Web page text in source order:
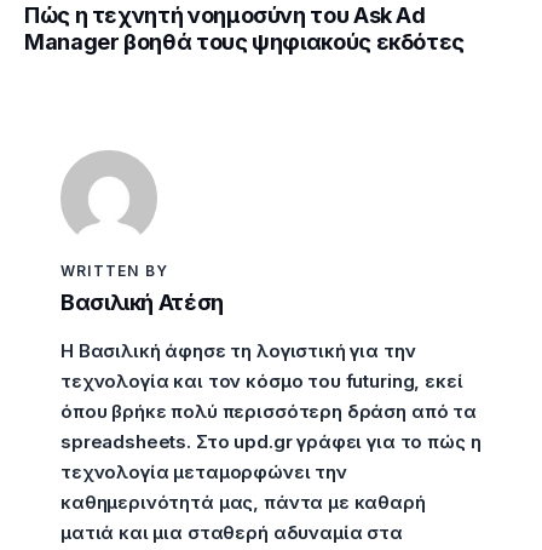
Πώς η τεχνητή νοημοσύνη του Ask Ad
Manager βοηθά τους ψηφιακούς εκδότες
WRITTEN BY
Βασιλική Ατέση
Η Βασιλική άφησε τη λογιστική για την
τεχνολογία και τον κόσμο του futuring, εκεί
όπου βρήκε πολύ περισσότερη δράση από τα
spreadsheets. Στο upd.gr γράφει για το πώς η
τεχνολογία μεταμορφώνει την
καθημερινότητά μας, πάντα με καθαρή
ματιά και μια σταθερή αδυναμία στα